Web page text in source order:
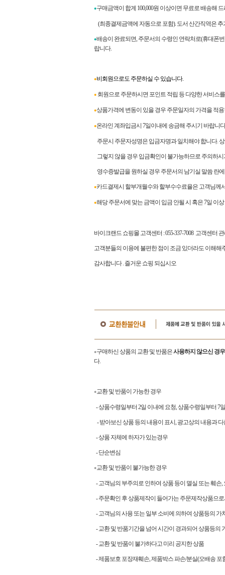
●구매금액이 합계 100,000원 이상이면 무료로 배송해
(최종결제금액에 자동으로 포함). 도서 산간직역은
●배송이 완료되면, 주문서의 수령인 연락처로(휴대폰
랍니다.
●비회원으로도 주문하실 수 있습니다.
● 회원으로 주문하시면 포인트 적립 등 다양한 서비스
●상품가격에 변동이 있을 경우 주문일자의 가격을 적
●온라인 계좌입금시 7일이내에 송금해 주시기 바랍니
주문시 주문자성명은 입금자명과 일치해야 합니다.
그렇지 않을 경우 입금확인이 불가능하므로 주의하
영수증발급을 원하실 경우 주문서의 남기실 말씀 란
●카드결제시 할부개월수와 할부수수료율은 고객님께
●해당 주문서에 맞는 금액이 입금 안될 시 혹은 7일 이
바이크랜드 쇼핑몰 고객센터 : 055-337-7008 고객센터
고객분들의 이용에 불편한 점이 조금 있더라도 이해해
감사합니다. 즐거운 쇼핑 되십시오
●구매하신 상품의 교환 및 반품은사용하지 않으신 경
다.
●교환 및 반품이 가능한 경우
- 상품수령일부터 2일 이내에 요청, 상품수령일부터 7
- 받아보신 상품 등의 내용이 표시, 광고상의 내용과
- 상품 자체에 하자가 있는경우
- 단순변심
●교환 및 반품이 불가능한 경우
- 고객님의 부주의로 인하여 상품 등이 멸실 또는 훼
- 주문확인 후 상품제작이 들어가는 주문제작상품으
- 고객님의 사용 또는 일부 소비에 의하여 상품등의 가
- 교환 및 반품기간을 넘어 시간이 경과되어 상품등의
- 교환 및 반품이 불가하다고 미리 공지한 상품
- 제품보호 포장재훼손, 제품박스 파손/분실(오배송 포